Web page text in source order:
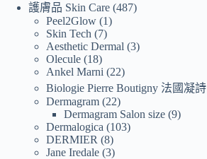
護膚品 Skin Care 487
Peel2Glow 1
Skin Tech
7
Aesthetic Dermal 3
Olecule 18
Ankel Marni
22
Biologie Pierre Boutigny 法國凝詩
Dermagram 22
Dermagram Salon size 9
Dermalogica
103
DERMIER
8
Jane Iredale 3